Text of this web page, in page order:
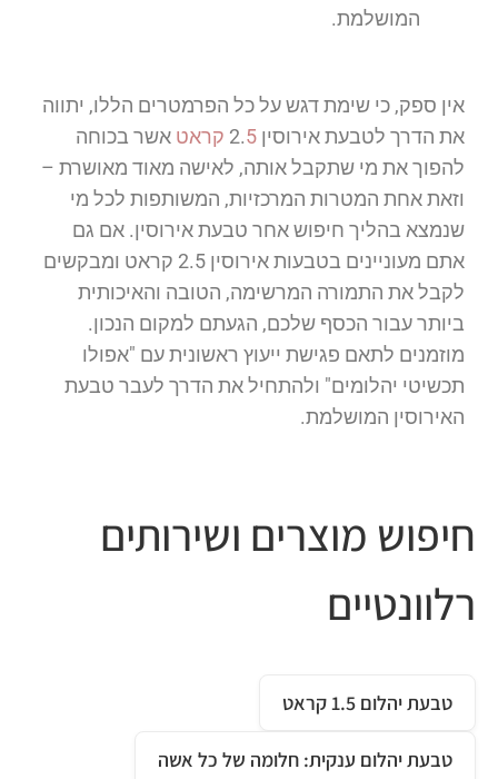
המושלמת.
אין ספק, כי שימת דגש על כל הפרמטרים הללו, יתווה
את הדרך לטבעת אירוסין 2. 5 קראט
אשר בכוחה
להפוך את מי שתקבל אותה, לאישה מאוד מאושרת –
וזאת אחת המטרות המרכזיות, המשותפות לכל מי
שנמצא בהליך חיפוש אחר טבעת אירוסין. אם גם
אתם מעוניינים בטבעות אירוסין 2.5 קראט ומבקשים
לקבל את התמורה המרשימה, הטובה והאיכותית
ביותר עבור הכסף שלכם, הגעתם למקום הנכון.
מוזמנים לתאם פגישת ייעוץ ראשונית עם "אפולו
תכשיטי יהלומים" ולהתחיל את הדרך לעבר טבעת
האירוסין המושלמת.
חיפוש מוצרים ושירותים
רלוונטיים
טבעת יהלום 1.5 קראט
טבעת יהלום ענקית: חלומה של כל אשה